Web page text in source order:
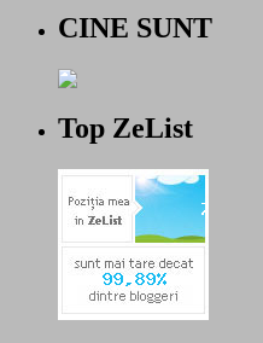
CINE SUNT
Top ZeList